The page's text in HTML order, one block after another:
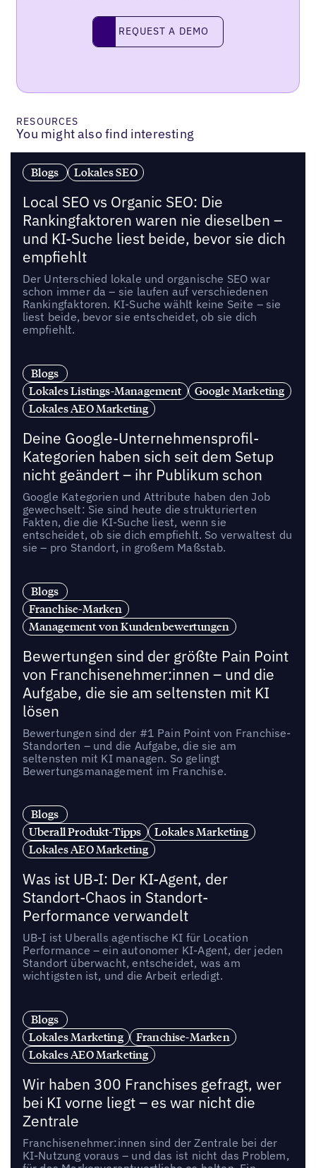
Request a demo
REQUEST A DEMO
RESOURCES
You might also find interesting
Blogs Lokales SEO
Local SEO vs Organic SEO: Die
Rankingfaktoren waren nie dieselben –
und KI-Suche liest beide, bevor sie dich
empfiehlt
Der Unterschied lokale und organische SEO war
schon immer da – sie laufen auf verschiedenen
Rankingfaktoren. KI-Suche wählt keine Seite – sie
liest beide, bevor sie entscheidet, ob sie dich
empfiehlt.
Blogs
Lokales Listings-Management
Google Marketing
Lokales AEO Marketing
Deine Google-Unternehmensprofil-
Kategorien haben sich seit dem Setup
nicht geändert – ihr Publikum schon
Google Kategorien und Attribute haben den Job
gewechselt: Sie sind heute die strukturierten
Fakten, die die KI-Suche liest, wenn sie
entscheidet, ob sie dich empfiehlt. So verwaltest du
sie – pro Standort, in großem Maßstab.
Blogs
Franchise-Marken
Management von Kundenbewertungen
Bewertungen sind der größte Pain Point
von Franchisenehmer:innen – und die
Aufgabe, die sie am seltensten mit KI
lösen
Bewertungen sind der #1 Pain Point von Franchise-
Standorten – und die Aufgabe, die sie am
seltensten mit KI managen. So gelingt
Bewertungsmanagement im Franchise.
Blogs
Uberall Produkt-Tipps
Lokales Marketing
Lokales AEO Marketing
Was ist UB-I: Der KI-Agent, der
Standort-Chaos in Standort-
Performance verwandelt
UB-I ist Uberalls agentische KI für Location
Performance – ein autonomer KI-Agent, der jeden
Standort überwacht, entscheidet, was am
wichtigsten ist, und die Arbeit erledigt.
Blogs
Lokales Marketing
Franchise-Marken
Lokales AEO Marketing
Wir haben 300 Franchises gefragt, wer
bei KI vorne liegt – es war nicht die
Zentrale
Franchisenehmer:innen sind der Zentrale bei der
KI-Nutzung voraus – und das ist nicht das Problem,